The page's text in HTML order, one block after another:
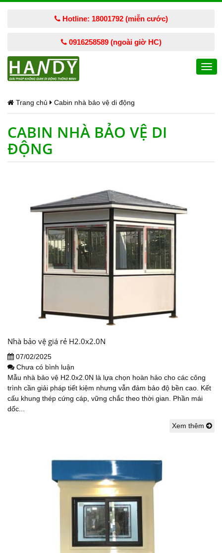
Hotline: 18001792 (miễn cước)
0916258589 (ngoài giờ HC)
Trang chủ Cabin nhà bảo vệ di động
CABIN NHÀ BẢO VỆ DI
ĐỘNG
Nhà bảo vệ giá rẻ H2.0x2.0N
07/02/2025
Chưa có bình luận
Mẫu nhà bảo vệ H2.0x2.0N là lựa chọn hoàn hảo cho các công
trình cần giải pháp tiết kiệm nhưng vẫn đảm bảo độ bền cao. Kết
cấu khung thép cứng cáp, vững chắc theo thời gian. Phần mái
dốc...
Xem thêm